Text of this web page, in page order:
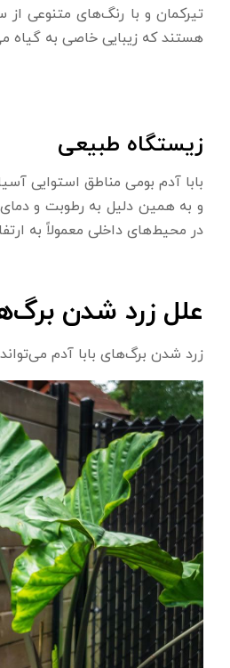
تیرکمان و با رنگ‌های متنوعی
هستند که زیبایی خاصی به گیاه
زیستگاه طبیعی
بابا آدم بومی مناطق استوایی
در محیط‌های داخلی معمولاً به
علل زرد شدن
زرد شدن برگ‌های بابا آدم